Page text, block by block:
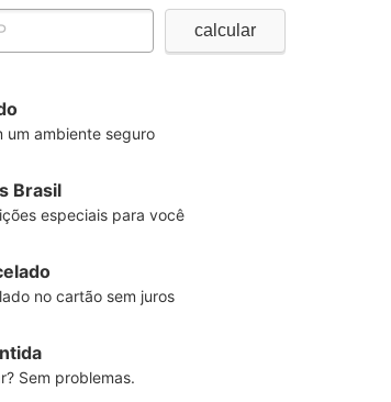
um ambiente seguro
Brasil
especiais para você
no cartão sem juros
Sem problemas.